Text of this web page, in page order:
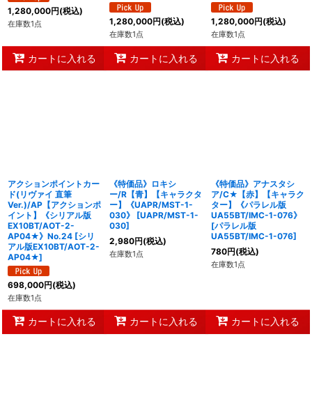
1,280,000円(税込)
在庫数1点
カートに入れる
1,280,000円(税込)
在庫数1点
カートに入れる
1,280,000円(税込)
在庫数1点
カートに入れる
アクションポイントカー
ド(リヴァイ 直筆
Ver.)/AP【アクションポ
イント】《シリアル版
EX10BT/AOT-2-
AP04★》No.24 [シリ
アル版EX10BT/AOT-2-
AP04★]
698,000円(税込)
在庫数1点
カートに入れる
《特価品》ロキシ
ー/R【青】【キャラクタ
ー】《UAPR/MST-1-
030》
[UAPR/MST-1-
030]
2,980円(税込)
在庫数1点
カートに入れる
《特価品》アナスタシ
ア/C★【赤】【キャラク
ター】《パラレル版
UA55BT/IMC-1-076》
[パラレル版
UA55BT/IMC-1-076]
780円(税込)
在庫数1点
カートに入れる